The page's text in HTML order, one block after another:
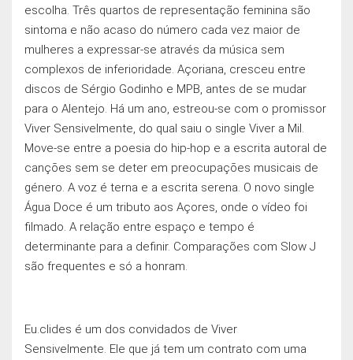
escolha. Três quartos de representação feminina são
sintoma e não acaso do número cada vez maior de
mulheres a expressar-se através da música sem
complexos de inferioridade. Açoriana, cresceu entre
discos de Sérgio Godinho e MPB, antes de se mudar
para o Alentejo. Há um ano, estreou-se com o promissor
Viver Sensivelmente, do qual saiu o single Viver a Mil.
Move-se entre a poesia do hip-hop e a escrita autoral de
cançōes sem se deter em preocupaçōes musicais de
género. A voz é terna e a escrita serena. O novo single
Água Doce é um tributo aos Açores, onde o vídeo foi
filmado. A relação entre espaço e tempo é
determinante para a definir. Comparações com Slow J
são frequentes e só a honram.
Eu.clides é um dos convidados de Viver
Sensivelmente. Ele que já tem um contrato com uma